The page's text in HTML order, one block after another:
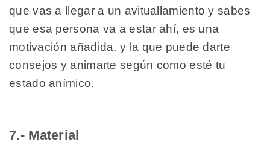
que vas a llegar a un avituallamiento y sabes
que esa persona va a estar ahí, es una
motivación añadida, y la que puede darte
consejos y animarte según como esté tu
estado anímico.
7.- Material